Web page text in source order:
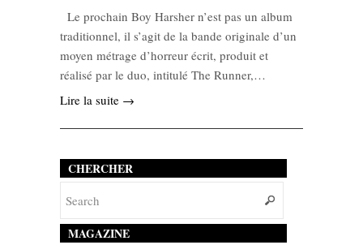
Le prochain Boy Harsher n’est pas un album
traditionnel, il s’agit de la bande originale d’un
moyen métrage d’horreur écrit, produit et
réalisé par le duo, intitulé The Runner,…
Lire la suite →
CHERCHER
MAGAZINE